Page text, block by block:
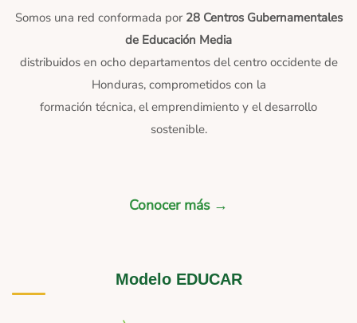
Somos una red conformada por 28 Centros Gubernamentales
de Educación Media
distribuidos en ocho departamentos del centro occidente de
Honduras, comprometidos con la
formación técnica, el emprendimiento y el desarrollo
sostenible.
Conocer más →
Modelo EDUCAR